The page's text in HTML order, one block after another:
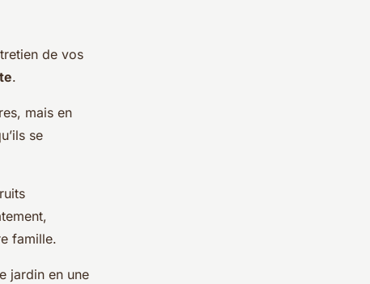
de vos
.
mais en
se
famille.
jardin en une